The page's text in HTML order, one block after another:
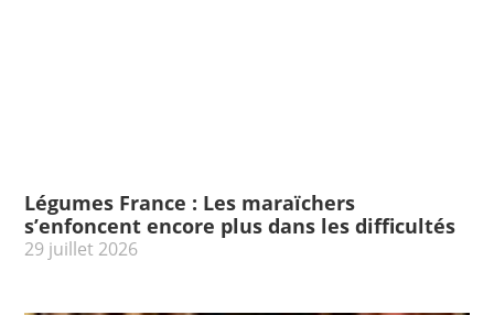
Légumes France : Les maraïchers
s’enfoncent encore plus dans les difficultés
29 juillet 2026